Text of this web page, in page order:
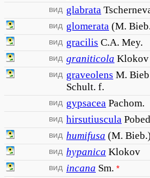
вид glabrata
вид glomerata (M.
вид gracilis C.A. Mey.
вид graniticola Klokov
вид graveolens M.
Schult. f.
вид gypsacea Pachom.
вид hirsutiuscula
вид humifusa (M.
вид hypanica Klokov
вид incana Sm. *